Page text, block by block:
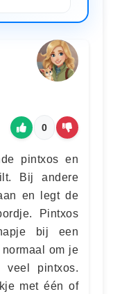
0
pintxos en
Bij andere
en legt de
Pintxos
bij een
om je
pintxos.
met één of